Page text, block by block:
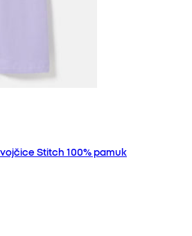
Stitch 100% pamuk